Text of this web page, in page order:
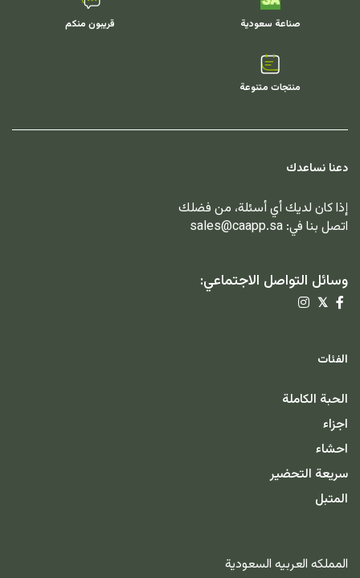
صناعة سعودية قريبون منكم
منتجات متنوعة
دعنا نساعدك
إذا كان لديك أي أسئلة، من فضلك
اتصل بنا في: sales@caapp.sa
وسائل التواصل الاجتماعي:
𝕏
الفئات
الحبة الكاملة
اجزاء
احشاء
سريعة التحضير
المتبل
المملكه العربيه السعودية